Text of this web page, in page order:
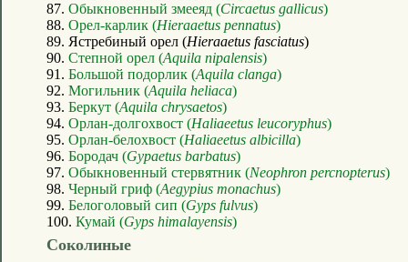
87. Обыкновенный змееяд (Circaetus gallicus)
88. Орел-карлик (Hieraaetus pennatus)
89. Ястребиный орел (Hieraaetus fasciatus)
90. Степной орел (Aquila nipalensis)
91. Большой подорлик (Aquila clanga)
92. Могильник (Aquila heliaca)
93. Беркут (Aquila chrysaetos)
94. Орлан-долгохвост (Haliaeetus leucoryphus)
95. Орлан-белохвост (Haliaeetus albicilla)
96. Бородач (Gypaetus barbatus)
97. Обыкновенный стервятник (Neophron percnopterus)
98. Черный гриф (Aegypius monachus)
99. Белоголовый сип (Gyps fulvus)
100. Кумай (Gyps himalayensis)
Соколиные